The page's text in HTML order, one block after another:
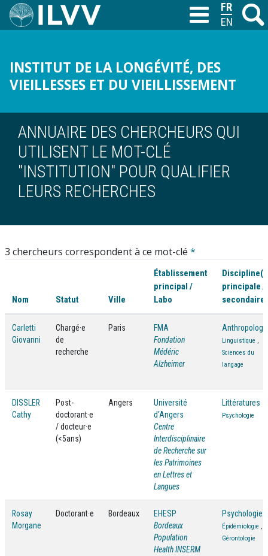
Aller
au
M
INSTITUT DE LA LONGÉVITÉ, DES
VIEILLESSES ET DU VIEILLISSEMENT
T
ANNUAIRE DES CHERCHEURS QUI
UTILISENT LE MOT-CLÉ
"INSTITUTION" POUR QUALIFIER
LEURS RECHERCHES
3 chercheurs correspondent à ce mot-clé *
Nom Statut Ville
Établissement
principal /
Labo
principale /
Carletti
Giovanni
Chargé·e
de
recherche
Paris
FMA
Fondation
Médéric
Alzheimer
Linguistique ,
Sciences du
langage
DISSLER
Cathy
Post-
doctorant·e
/ docteur·e
(<5ans)
Angers
Université
d'Angers
Centre
Interdisciplinaire
de Recherche sur
les Patrimoines
en Lettres et
Langues
Littératures
Psychologie
Rosay
Morgane
Doctorant·e Bordeaux
EHESP
Bordeaux
Population
Health INSERM
Psychologie
Épidémiologie ,
Gérontologie
FRANÇAIS
ENGLISH